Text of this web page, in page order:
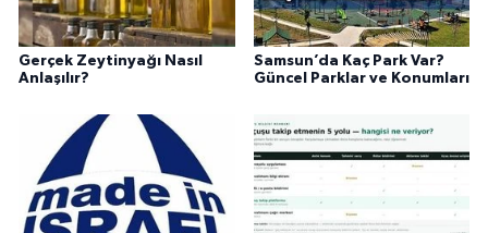
Gerçek Zeytinyağı Nasıl
Anlaşılır?
Samsun’da Kaç Park Var?
Güncel Parklar ve Konumları